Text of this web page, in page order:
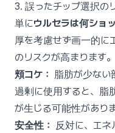
3. 誤ったチップ選択の
単にウルセラは何ショ
厚を考慮せず画一的に
のリスクが高まります。
頬コケ： 脂肪が少ない
過剰に使用すると、脂肪
が生じる可能性がありま
安全性：
反対に、エ